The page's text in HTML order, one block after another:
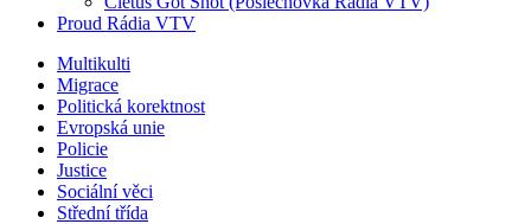
Proud Rádia VTV
Sub
menu
Multikulti
Migrace
Politická korektnost
Evropská unie
Policie
Justice
Sociální věci
Střední třída